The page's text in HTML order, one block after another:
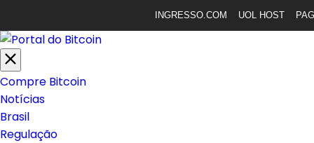
INGRESSO.COM UOL HOST
Compre Bitcoin
Notícias
Brasil
Regulação